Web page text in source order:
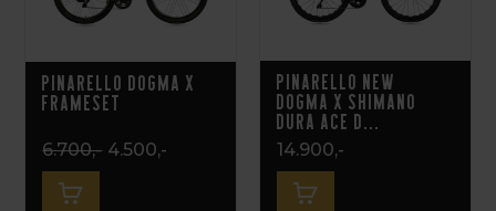
Pinarello Dogma X
Frameset
6.700,- 4.500,-
Pinarello New
Dogma X Shimano
Dura Ace D...
14.900,-